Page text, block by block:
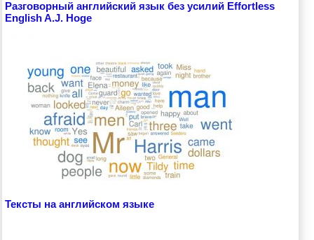
Разговорный английский язык без усилий Effortless
English A.J. Hoge
Тексты на английском языке